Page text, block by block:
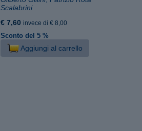
Scalabrini
€ 7,60 invece di € 8,00
Sconto del 5 %
Aggiungi al carrello